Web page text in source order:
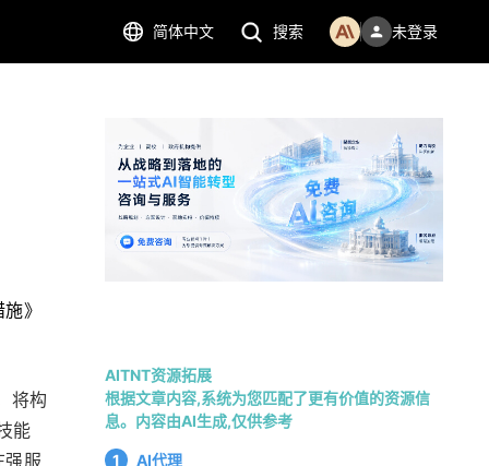
简体中文 搜索 未登录
》
将构
能
强服
AITNT资源拓展
根据文章内容,系统为您匹配了更有价值的资源信
息。内容由AI生成,仅供参考
1 AI代理